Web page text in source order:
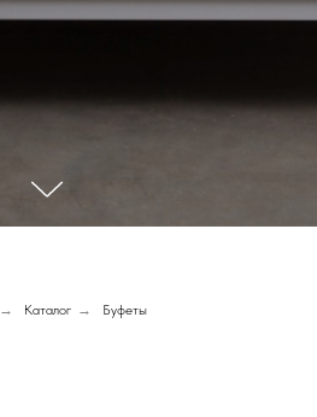
→ Каталог → Буфеты